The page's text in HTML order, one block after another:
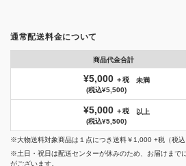
通常配送料金について
商品代金合計
¥5,000 ＋税
(税込¥5,500)
未満
¥5,000 ＋税
(税込¥5,500)
以上
※大物送料対象商品は１点につき送料￥1,000 +税（税込
※土日・祝日は配送センターが休みのため、お届けまで
がございます。